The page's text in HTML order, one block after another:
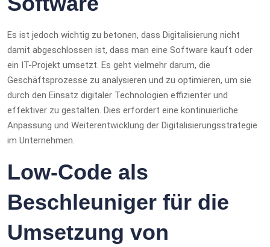
Es ist jedoch wichtig zu betonen, dass Digitalisierung nicht
damit abgeschlossen ist, dass man eine Software kauft oder
ein IT-Projekt umsetzt. Es geht vielmehr darum, die
Geschäftsprozesse zu analysieren und zu optimieren, um sie
durch den Einsatz digitaler Technologien effizienter und
effektiver zu gestalten. Dies erfordert eine kontinuierliche
Anpassung und Weiterentwicklung der Digitalisierungsstrategie
im Unternehmen.
Low-Code als
Beschleuniger für die
Umsetzung von